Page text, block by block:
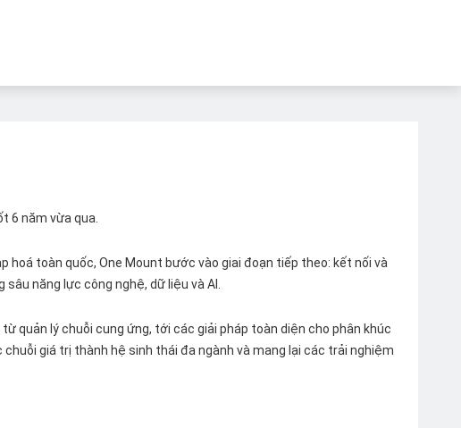
6 năm vừa qua.
toàn quốc, One Mount bước vào giai đoạn tiếp theo: kết nối và
năng lực công nghệ, dữ liệu và AI.
quản lý chuỗi cung ứng, tới các giải pháp toàn diện cho phân khúc
giá trị thành hệ sinh thái đa ngành và mang lại các trải nghiệm